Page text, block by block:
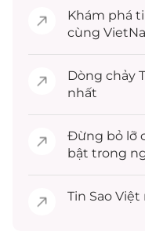
Khám phá
cùng
Dòng chảy
nhất
Đừng bỏ lỡ
bật trong
Tin Sao Việt